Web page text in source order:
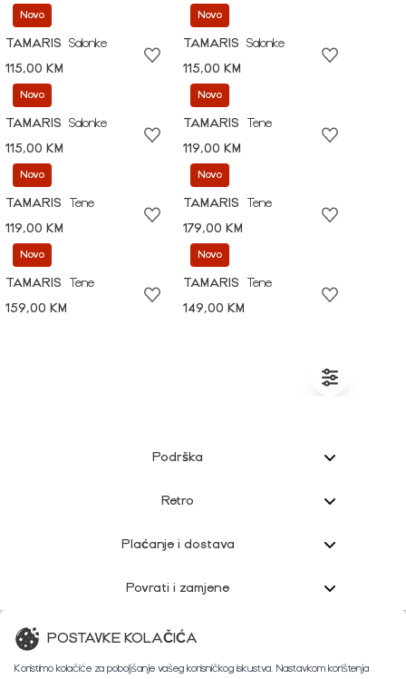
Novo
TAMARIS
Salonke
115,00 KM
Novo
TAMARIS
Salonke
115,00 KM
Novo
TAMARIS
Salonke
115,00 KM
Novo
TAMARIS
Tene
119,00 KM
Novo
TAMARIS
Tene
119,00 KM
Novo
TAMARIS
Tene
179,00 KM
Novo
TAMARIS
Tene
159,00 KM
Novo
TAMARIS
Tene
149,00 KM
Podrška
Retro
Plaćanje i dostava
Povrati i zamjene
Korisnička podrška
POSTAVKE KOLAČIĆA
Koristimo kolačiće za poboljšanje vašeg korisničkog iskustva. Nastavkom korištenja